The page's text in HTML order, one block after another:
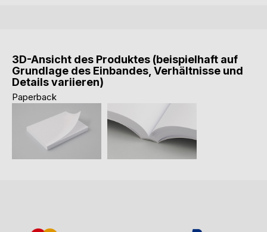
3D-Ansicht des Produktes (beispielhaft auf
Grundlage des Einbandes, Verhältnisse und
Details variieren)
Paperback